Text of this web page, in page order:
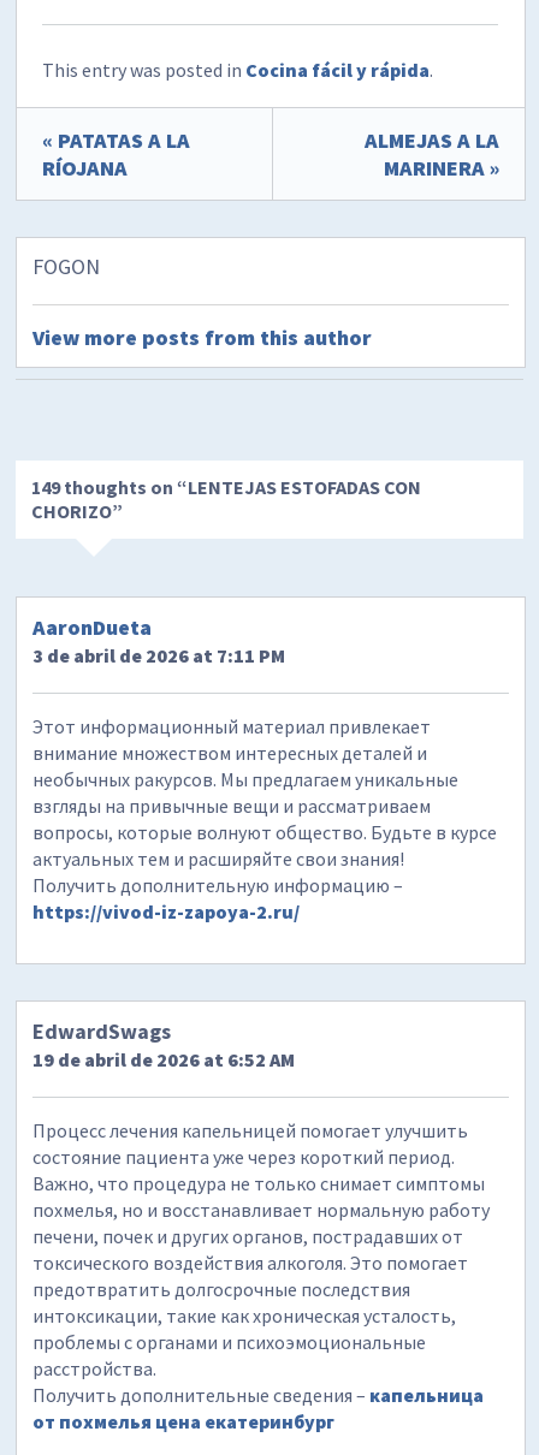
This entry was posted in Cocina fácil y rápida.
« PATATAS A LA
RÍOJANA
ALMEJAS A LA
MARINERA »
FOGON
View more posts from this author
149 thoughts on “LENTEJAS ESTOFADAS CON
CHORIZO”
AaronDueta
3 de abril de 2026 at 7:11 PM
Этот информационный материал привлекает
внимание множеством интересных деталей и
необычных ракурсов. Мы предлагаем уникальные
взгляды на привычные вещи и рассматриваем
вопросы, которые волнуют общество. Будьте в курсе
актуальных тем и расширяйте свои знания!
Получить дополнительную информацию –
https://vivod-iz-zapoya-2.ru/
EdwardSwags
19 de abril de 2026 at 6:52 AM
Процесс лечения капельницей помогает улучшить
состояние пациента уже через короткий период.
Важно, что процедура не только снимает симптомы
похмелья, но и восстанавливает нормальную работу
печени, почек и других органов, пострадавших от
токсического воздействия алкоголя. Это помогает
предотвратить долгосрочные последствия
интоксикации, такие как хроническая усталость,
проблемы с органами и психоэмоциональные
расстройства.
Получить дополнительные сведения – капельница
от похмелья цена екатеринбург